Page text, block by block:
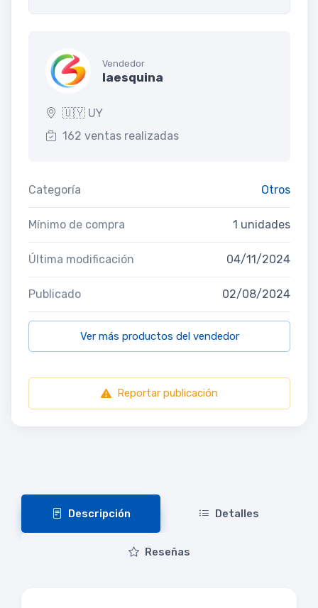
Vendedor
laesquina
🇺🇾 UY
162 ventas realizadas
Categoría Otros
Mínimo de compra 1 unidades
Última modificación 04/11/2024
Publicado 02/08/2024
Ver más productos del vendedor
Reportar publicación
Descripción Detalles
Reseñas